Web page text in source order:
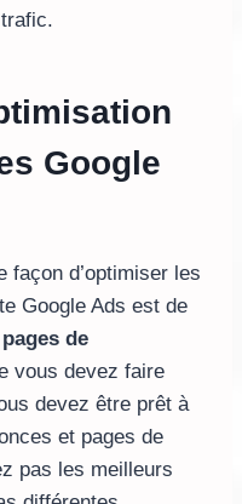
Google
façon d’optimiser les
Google Ads est de
de
vous devez faire
devez être prêt à
et pages de
pas les meilleurs